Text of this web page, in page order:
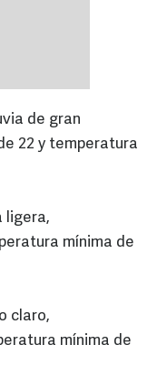
de gran
22 y temperatura
ligera,
mínima de
claro,
mínima de